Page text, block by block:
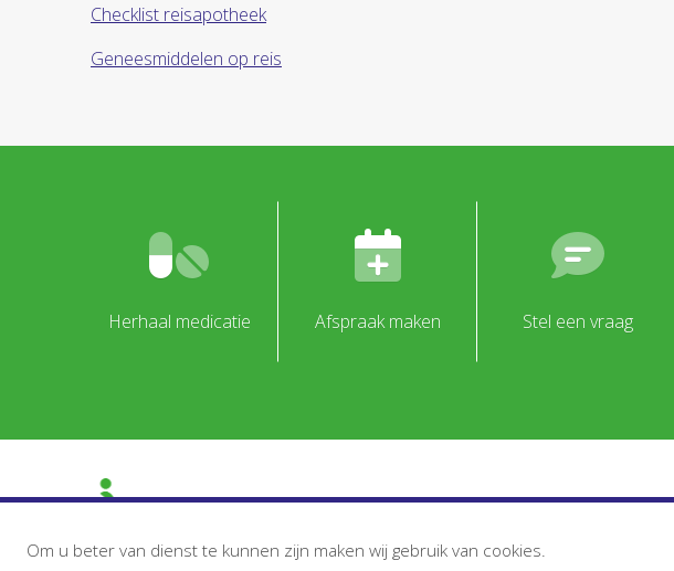
Checklist reisapotheek
Geneesmiddelen op reis
Herhaal medicatie Afspraak maken Stel een vraag
Disclaimer
Om u beter van dienst te kunnen zijn maken wij gebruik van cookies.